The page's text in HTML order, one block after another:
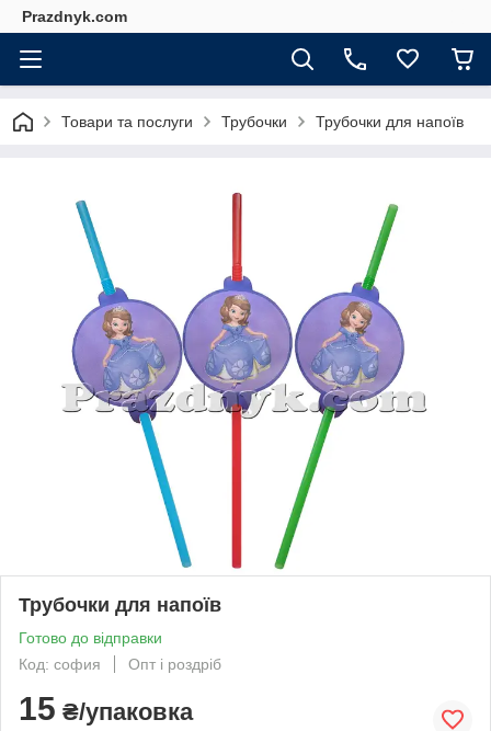
Prazdnyk.com
Товари та послуги Трубочки Трубочки для напоїв
Трубочки для напоїв
Готово до відправки
Код: софия
Опт і роздріб
15 ₴/упаковка